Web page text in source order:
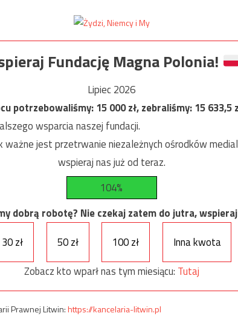
Fundację Magna Polonia!
Lipiec 2026
potrzebowaliśmy:15 000zł, zebraliśmy:15 633,5
wsparcia naszej fundacji.
jest przetrwanie niezależnych ośrodków
wspieraj nas już od teraz.
104%
dobrą robotę? Nie czekaj zatem do jutra,
30 zł
50 zł 100 zł
Inna kwota
Zobacz kto wparł nas tym miesiącu: Tutaj
Prawnej Litwin:https://kancelaria-litwin.pl